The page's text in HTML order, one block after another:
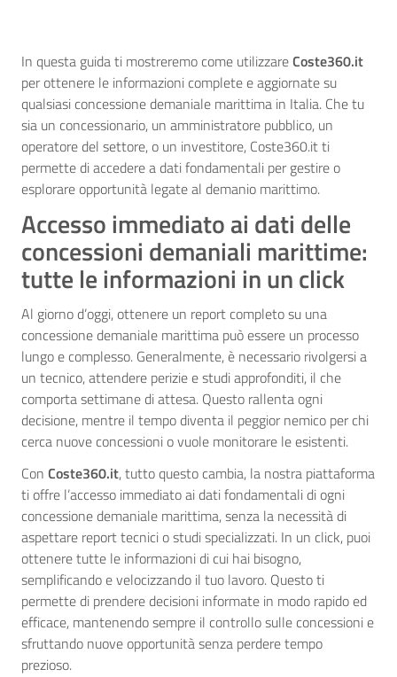
In questa guida ti mostreremo come utilizzareCoste360.it
per ottenere le informazioni complete e aggiornate su
qualsiasi concessione demaniale marittima in Italia. Che tu
sia un concessionario, un amministratore pubblico, un
operatore del settore, o un investitore, Coste360.it ti
permette di accedere a dati fondamentali per gestire o
esplorare opportunità legate al demanio marittimo.
Accesso immediato ai dati delle
concessioni demaniali marittime:
tutte le informazioni in un click
Al giorno d’oggi, ottenere un report completo su una
concessione demaniale marittima può essere un processo
lungo e complesso. Generalmente, è necessario rivolgersi a
un tecnico, attendere perizie e studi approfonditi, il che
comporta settimane di attesa. Questo rallenta ogni
decisione, mentre il tempo diventa il peggior nemico per chi
cerca nuove concessioni o vuole monitorare le esistenti.
Con Coste360.it, tutto questo cambia, la nostra piattaforma
ti offre l’accesso immediato ai dati fondamentali di ogni
concessione demaniale marittima, senza la necessità di
aspettare report tecnici o studi specializzati. In un click, puoi
ottenere tutte le informazioni di cui hai bisogno,
semplificando e velocizzando il tuo lavoro. Questo ti
permette di prendere decisioni informate in modo rapido ed
efficace, mantenendo sempre il controllo sulle concessioni e
sfruttando nuove opportunità senza perdere tempo
prezioso.